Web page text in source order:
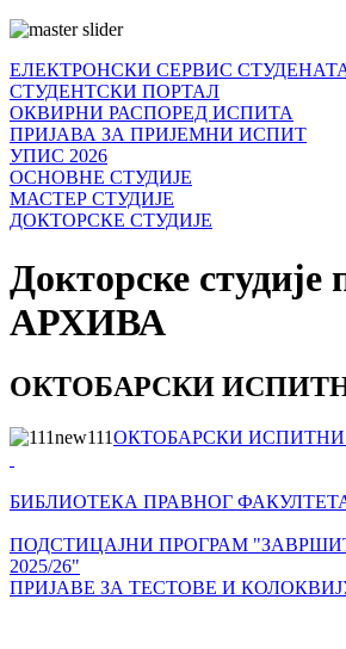
ЕЛЕКТРОНСКИ СЕРВИС
СТУДЕНТСКИ ПОРТАЛ
ОКВИРНИ РАСПОРЕД ИСПИТА
ПРИЈАВА ЗА ПРИЈЕМНИ ИСПИТ
УПИС 2026
ОСНОВНЕ СТУДИЈЕ
МАСТЕР СТУДИЈЕ
ДОКТОРСКЕ СТУДИЈЕ
Докторске студије
АРХИВА
ОКТОБАРСКИ
ОКТОБАРСКИ
БИБЛИОТЕКА ПРАВНОГ
ПОДСТИЦАЈНИ ПРОГРАМ
2025/26"
ПРИЈАВЕ ЗА ТЕСТОВЕ И